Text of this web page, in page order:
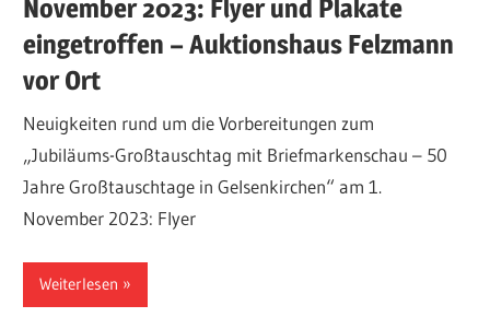
November 2023: Flyer und Plakate
eingetroffen – Auktionshaus Felzmann
vor Ort
Neuigkeiten rund um die Vorbereitungen zum
„Jubiläums-Großtauschtag mit Briefmarkenschau – 50
Jahre Großtauschtage in Gelsenkirchen“ am 1.
November 2023: Flyer
Weiterlesen